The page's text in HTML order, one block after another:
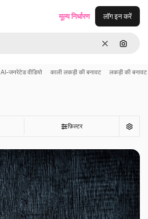
साफ़ इमेज से
मूल्य निर्धारण लॉग इन करें
AI-जनरेटेड वीडियो काली लकड़ी की बनावट लकड़ी की बनावट
फ़िल्टर